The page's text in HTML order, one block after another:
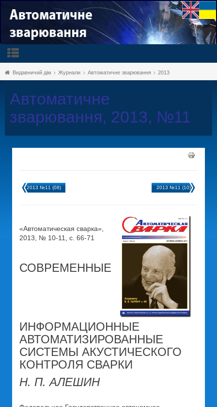
Видавничий дім Журнали Автоматичне зварювання 2013
Автоматичне
зварювання, 2013, №11
2013 №11 (08) 2013 №11 (10)
«Автоматическая сварка»,
2013, № 10-11, с. 66-71
СОВРЕМЕННЫЕ
ИНФОРМАЦИОННЫЕ
АВТОМАТИЗИРОВАННЫЕ
СИСТЕМЫ АКУСТИЧЕСКОГО
КОНТРОЛЯ СВАРКИ
Н. П. АЛЕШИН